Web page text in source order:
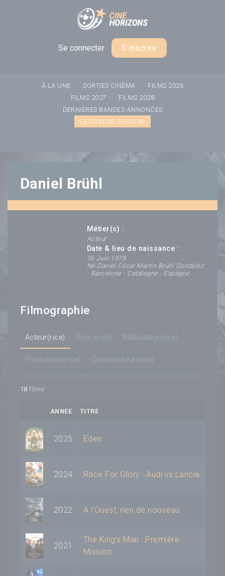
Se connecter S'inscrire
À LA UNE SORTIES CINÉMA
FILMS 2026
FILMS 2027
FILMS 2028
DERNIÈRES BANDES-ANNONCES
LE COIN DE ZHOLTAR
Daniel Brühl
Métier(s) :
Acteur
Date & lieu de naissance :
16 Juin 1978
Né Daniel César Martín Brühl González
- Barcelone - Catalogne - Espagne
Filmographie
Acteur(rice) Scénariste Réalisateur(rice)
Producteur(rice) Compositeur(rice)
18 films
ANNEE TITRE
2025 Eden
2024 Race For Glory : Audi vs Lancia
2022 A l'Ouest, rien de nouveau
2021
The King's Man : Première
Mission
Panneau de gestion des cookies